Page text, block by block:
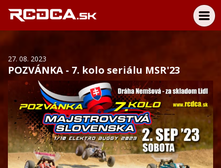
27. 08. 2023
POZVÁNKA - 7. kolo seriálu MSR'23